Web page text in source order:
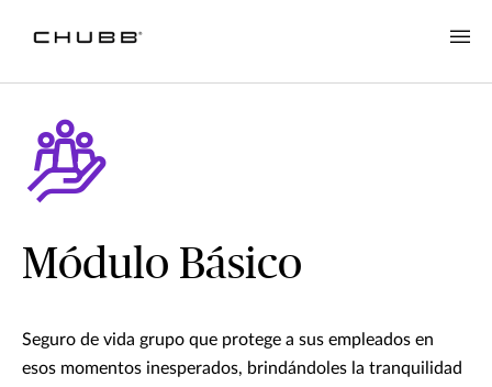
Módulo Básico
Seguro de vida grupo que protege a sus empleados en
esos momentos inesperados, brindándoles la tranquilidad